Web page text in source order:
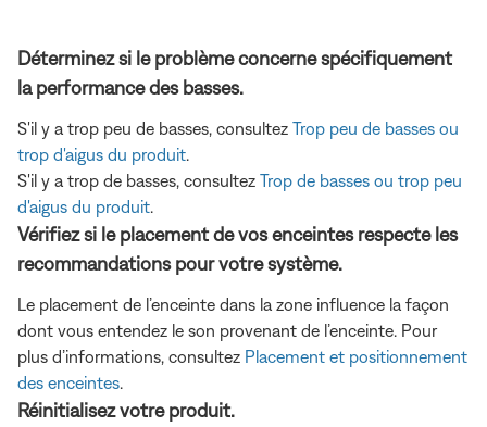
Déterminez si le problème concerne spécifiquement
la performance des basses.
S'il y a trop peu de basses, consultez Trop peu de basses ou
trop d'aigus du produit
S'il y a trop de basses, consultez Trop de basses ou trop peu
d'aigus du produit
Vérifiez si le placement de vos enceintes respecte les
recommandations pour votre système.
Le placement de l’enceinte dans la zone influence la façon
dont vous entendez le son provenant de l’enceinte. Pour
plus d’informations, consultez Placement et positionnement
des enceintes
Réinitialisez votre produit.